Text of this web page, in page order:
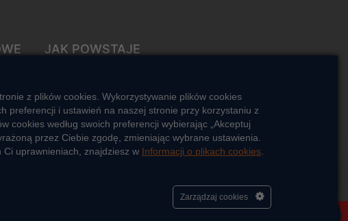
JAK POWSTAJE
Mapa sieci ciepłowniczej
KIERUNKI ROZWOJU SIECI
CIEPŁOWNICZEJ
z plików cookies. Wykorzystywanie plików cookies
preferencji i ustawień na naszej stronie przy korzystaniu z
cookies według swoich preferencji wybierając „Akceptuj
przez Ciebie zgodę, zmieniając wybrane ustawienia.
uprawnieniach, znajdziesz w Informacji o plikach cookies
Zarządzaj cookies